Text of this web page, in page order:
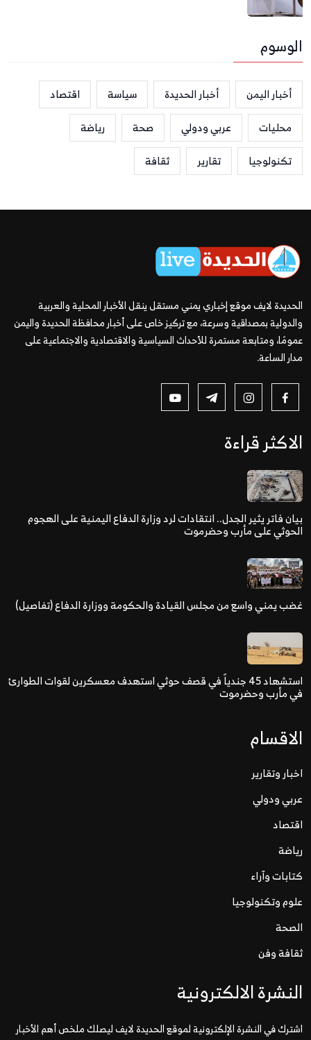
الوسوم
أخبار اليمن أخبار الحديدة سياسة
اقتصاد
محليات
عربي ودولي صحة
رياضة
تكنولوجيا
تقارير ثقافة
الحديدة لايف موقع إخباري يمني مستقل ينقل الأخبار المحلية والعربية
والدولية بمصداقية وسرعة، مع تركيز خاص على أخبار محافظة الحديدة واليمن
عمومًا، ومتابعة مستمرة للأحداث السياسية والاقتصادية والاجتماعية على
مدار الساعة.
الاكثر قراءة
بيان فاتر يثير الجدل.. انتقادات لرد وزارة الدفاع اليمنية على الهجوم
الحوثي على مأرب وحضرموت
غضب يمني واسع من مجلس القيادة والحكومة ووزارة الدفاع (تفاصيل)
استشهاد 45 جندياً في قصف حوثي استهدف معسكرين لقوات الطوارئ
في مأرب وحضرموت
الاقسام
اخبار وتقارير
عربي ودولي
اقتصاد
رياضة
كتابات وآراء
علوم وتكنولوجيا
الصحة
ثقافة وفن
النشرة الالكترونية
اشترك في النشرة الإلكترونية لموقع الحديدة لايف ليصلك ملخص أهم الأخبار